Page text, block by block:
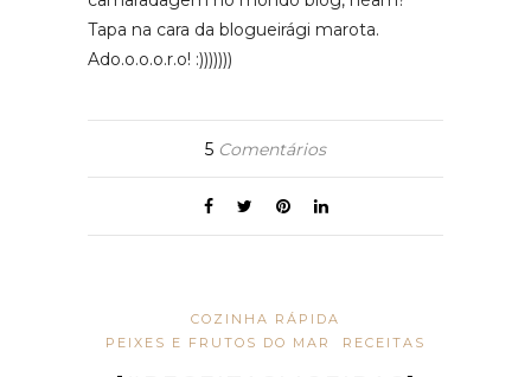
Tapa na cara da blogueirági marota.
Ado.o.o.o.r.o! :)))))))
5 Comentários
COZINHA RÁPIDA
PEIXES E FRUTOS DO MAR
RECEITAS